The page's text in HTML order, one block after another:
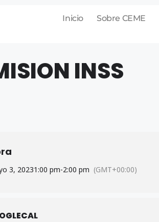
Inicio Sobre CEME
INSS
3, 20231:00 pm-2:00 pm (GMT+00:00)